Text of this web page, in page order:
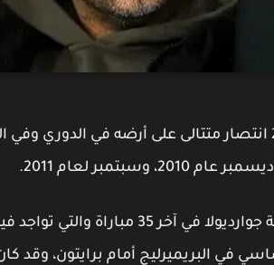
وقد حقق نادي مانشستر سيتي 20 انتصار متتالى على أرضه
لعام 2011.
وعن أرقام اللاعبين فلم تخسر كتيبة
البريميرليج أمام برايتون، وقد كان